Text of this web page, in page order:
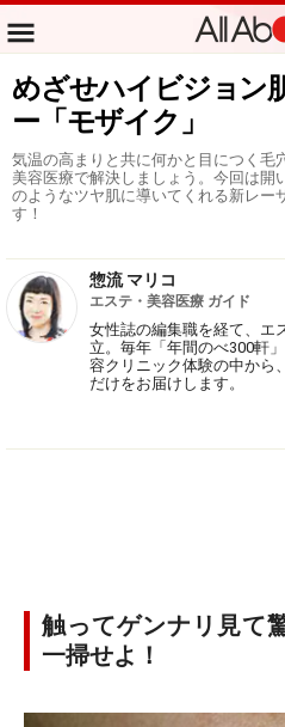
めざせハイビジョン
ー「モザイク」
気温の高まりと共に何かと目につく毛
美容医療で解決しましょう。今回は開
のようなツヤ肌に導いてくれる新レー
す！
惣流 マリコ
エステ・美容医療 ガイド
女性誌の編集職を経て、エ
立。毎年「年間のべ300軒
容クリニック体験の中から
だけをお届けします。
触ってゲンナリ見て
一掃せよ！